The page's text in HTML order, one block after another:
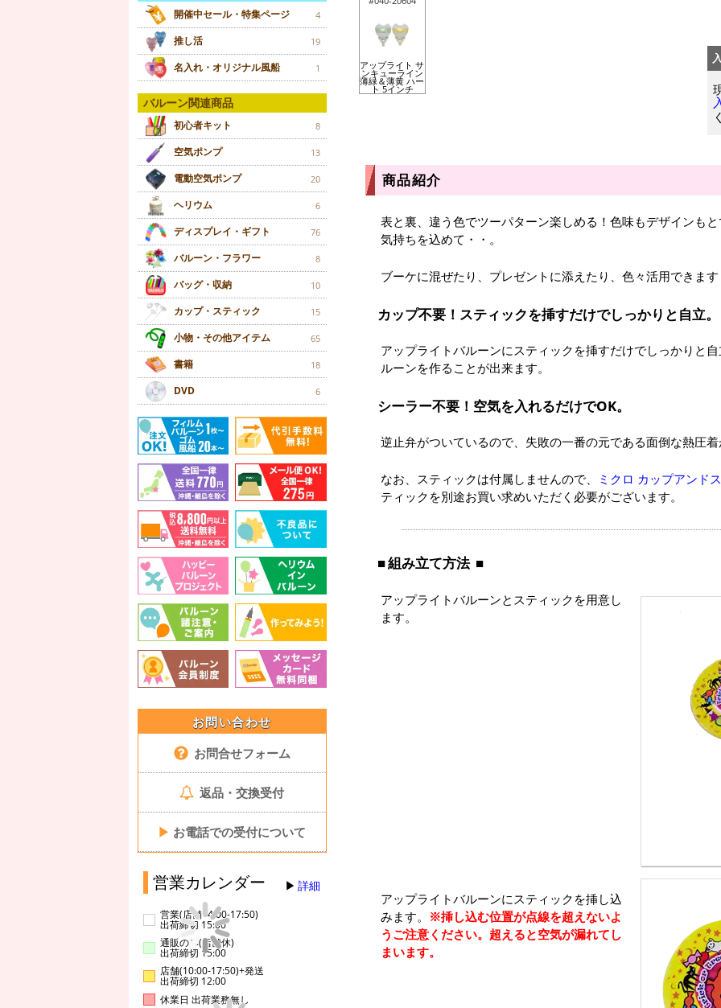
開催中セール・特集ページ 4
推し活 19
名入れ・オリジナル風船 1
バルーン関連商品
初心者キット 8
空気ポンプ 13
電動空気ポンプ 20
ヘリウム 6
ディスプレイ・ギフト 76
バルーン・フラワー 8
バッグ・収納 10
カップ・スティック 15
小物・その他アイテム 65
書籍 18
DVD 6
お問い合わせ
お問合せフォーム
返品・交換受付
▶ お電話での受付について
営業カレンダー 詳細
営業(店舗14:00-17:50)
出荷締切 15:00
通販のみ(店舗休)
出荷締切 15:00
店舗(10:00-17:50)+発送
出荷締切 12:00
休業日 出荷業務無し
アップライト サ
ンキューライン
薄緑＆薄黄 ハー
ト 5インチ
商品紹介
表と裏、違う色でツーパターン楽しめる！色味もデザインも
気持ちを込めて・・。
ブーケに混ぜたり、プレゼントに添えたり、色々活用できま
カップ不要！スティックを挿すだけでしっかりと自立。
アップライトバルーンにスティックを挿すだけでしっかりと
ルーンを作ることが出来ます。
シーラー不要！空気を入れるだけでOK。
逆止弁がついているので、失敗の一番の元である面倒な熱圧
なお、スティックは付属しませんので、
ミクロ カップアンド
ティックを別途お買い求めいただく必要がございます。
組み立て方法
アップライトバルーンとスティックを用意し
ます。
アップライトバルーンにスティックを挿し込
みます。 ※挿し込む位置が点線を超えないよ
うご注意ください。超えると空気が漏れてし
まいます。